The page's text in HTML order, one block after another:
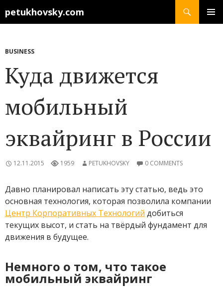
petukhovsky.com
SKIP
BUSINESS
Куда движется
мобильный
эквайринг в России
12.11.2015 1959 PETUKHOVSKY 0 COMMENTS
Давно планировал написать эту статью, ведь это
основная технология, которая позволила компании
Центр Корпоративных Технологий добиться
текущих высот, и стать на твёрдый фундамент для
движения в будущее.
Немного о том, что такое
мобильный эквайринг